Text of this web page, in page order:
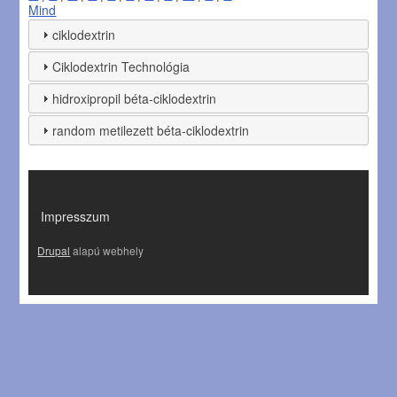
Mind
ciklodextrin
Ciklodextrin Technológia
hidroxipropil béta-ciklodextrin
random metilezett béta-ciklodextrin
Impresszum
Drupal alapú webhely